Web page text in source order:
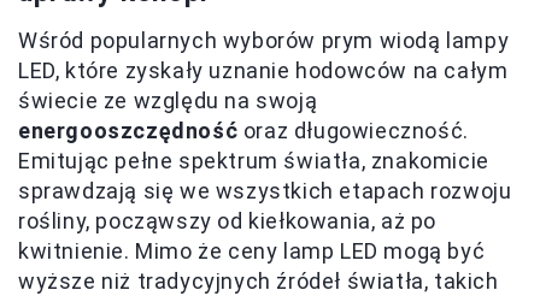
Wśród popularnych wyborów prym wiodą lampy
LED, które zyskały uznanie hodowców na całym
świecie ze względu na swoją
energooszczędność oraz długowieczność.
Emitując pełne spektrum światła, znakomicie
sprawdzają się we wszystkich etapach rozwoju
rośliny, począwszy od kiełkowania, aż po
kwitnienie. Mimo że ceny lamp LED mogą być
wyższe niż tradycyjnych źródeł światła, takich